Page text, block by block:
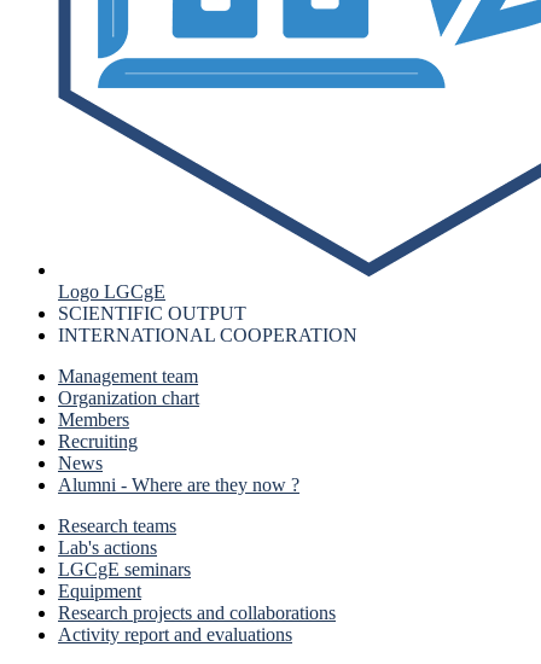
Logo LGCgE
SCIENTIFIC OUTPUT
INTERNATIONAL COOPERATION
Management team
Organization chart
Members
Recruiting
News
Alumni - Where are they now ?
Research teams
Lab's actions
LGCgE seminars
Equipment
Research projects and collaborations
Activity report and evaluations